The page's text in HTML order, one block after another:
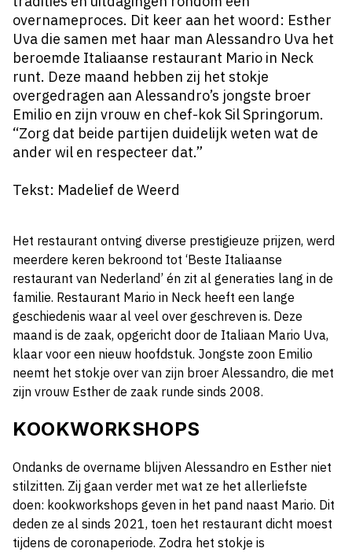
overnameproces. Dit keer aan het woord: Esther
Uva die samen met haar man Alessandro Uva het
beroemde Italiaanse restaurant Mario in Neck
runt. Deze maand hebben zij het stokje
overgedragen aan Alessandro’s jongste broer
Emilio en zijn vrouw en chef-kok Sil Springorum.
“Zorg dat beide partijen duidelijk weten wat de
ander wil en respecteer dat.”
Tekst: Madelief de Weerd
Het restaurant ontving diverse prestigieuze prijzen, werd
meerdere keren bekroond tot ‘Beste Italiaanse
restaurant van Nederland’ én zit al generaties lang in de
familie. Restaurant Mario in Neck heeft een lange
geschiedenis waar al veel over geschreven is. Deze
maand is de zaak, opgericht door de Italiaan Mario Uva,
klaar voor een nieuw hoofdstuk. Jongste zoon Emilio
neemt het stokje over van zijn broer Alessandro, die met
zijn vrouw Esther de zaak runde sinds 2008.
KOOKWORKSHOPS
Ondanks de overname blijven Alessandro en Esther niet
stilzitten. Zij gaan verder met wat ze het allerliefste
doen: kookworkshops geven in het pand naast Mario. Dit
deden ze al sinds 2021, toen het restaurant dicht moest
tijdens de coronaperiode. Zodra het stokje is